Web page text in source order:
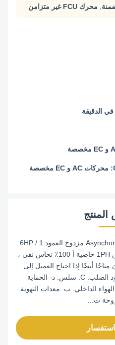
محرك FCU غير متزامن
مكثف يعمل بمحرك Asynchonous FCU مزدوج العمود 1 / 6HP
1300RPM / 3SPD قابل للعكس 1PH خاصية أ 100٪ نحاس نقي ،
إذا احتاج العميل إلى
كمية كبيرة. طلاء النيكل لعمود الصلب. C. سلس. د- الحماية
الداخلي. ب. معدات التهوية.
ت...